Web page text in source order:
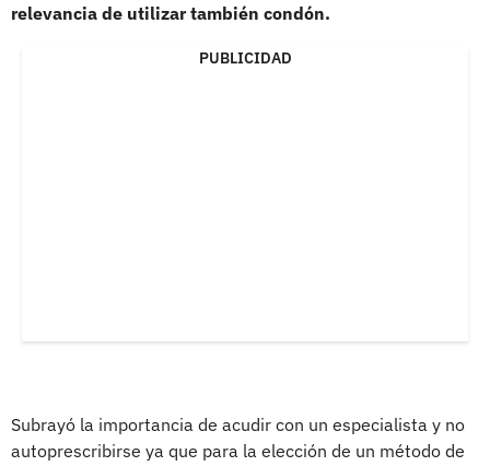
relevancia de utilizar también condón.
PUBLICIDAD
Subrayó la importancia de acudir con un especialista y no
autoprescribirse ya que para la elección de un método de